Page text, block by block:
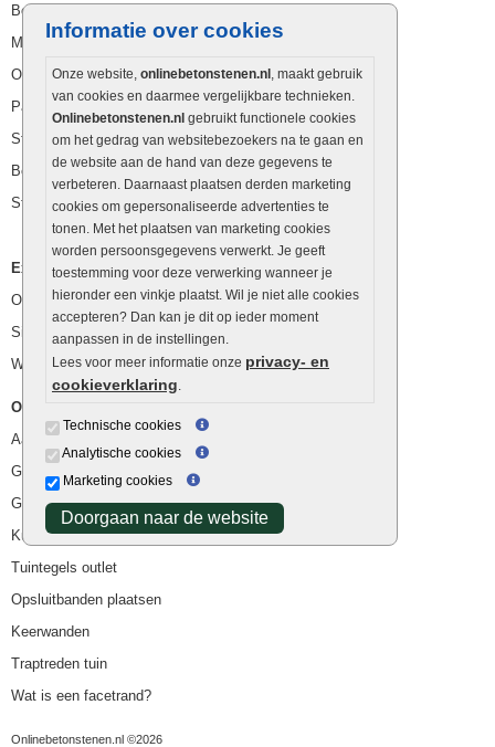
Informatie over cookies
Onze website, onlinebetonstenen.nl , maakt gebruik
van cookies en daarmee vergelijkbare technieken.
Onlinebetonstenen.nl gebruikt functionele cookies
om het gedrag van websitebezoekers na te gaan en
de website aan de hand van deze gegevens te
verbeteren. Daarnaast plaatsen derden marketing
cookies om gepersonaliseerde advertenties te
tonen. Met het plaatsen van marketing cookies
worden persoonsgegevens verwerkt. Je geeft
toestemming voor deze verwerking wanneer je
hieronder een vinkje plaatst. Wil je niet alle cookies
accepteren? Dan kan je dit op ieder moment
aanpassen in de instellingen.
Lees voor meer informatie onze privacy- en
cookieverklaring
Technische cookies
Analytische cookies
Marketing cookies
Doorgaan naar de website
Betonbielzen
Muurstenen
Opsluitbanden
Palissaden
Stapelblokken
Betonblokken
Stapelstenen
Extra benodigdheden
Ophoogzand
Siergrind en siersplit
Waterafvoer
Overig
Aanbiedingen
Goedkope bestrating
Goedkope tuintegels
Kunstgras
Tuintegels outlet
Opsluitbanden plaatsen
Keerwanden
Traptreden tuin
Wat is een facetrand?
Onlinebetonstenen.nl ©2026